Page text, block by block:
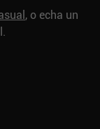
, o echa un